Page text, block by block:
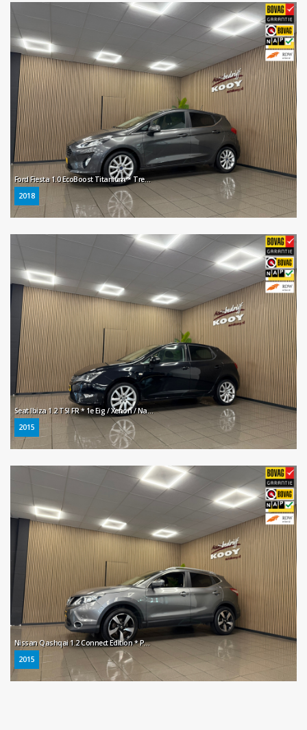
Ford Fiesta 1.0 EcoBoost Titanium * Trekhaak / B&O Audio / Navigatie / Camera / NL Auto *
2018
Seat Ibiza 1.2 TSI FR * 1e Eig / Xenon / Navigatie / Cruise control / LM Velgen / NL Auto *
2015
Nissan Qashqai 1.2 Connect Edition * Panoramadak / 360° Camera / Trekhaak / NL Auto *
2015